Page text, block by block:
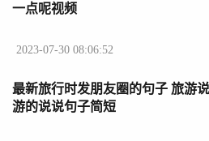
一点呢视频
2023-07-30 08:06:52
最新旅行时发朋友圈的句子 旅游
游的说说句子简短